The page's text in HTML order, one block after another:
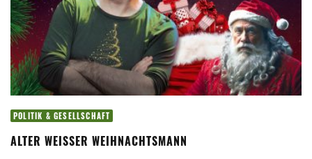
POLITIK & GESELLSCHAFT
ALTER WEISSER WEIHNACHTSMANN